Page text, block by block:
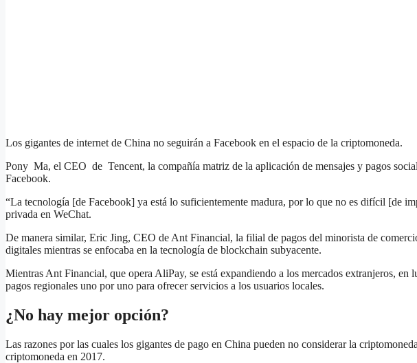
Los gigantes de internet de China no seguirán a Facebook en el espacio de la criptomoneda.
Pony Ma, el CEO de Tencent, la compañía matriz de la aplicación de mensajes y pagos
Facebook.
“La tecnología [de Facebook] ya está lo suficientemente madura, por lo que no es difícil [de
privada en WeChat.
De manera similar, Eric Jing, CEO de Ant Financial, la filial de pagos del minorista de
digitales mientras se enfocaba en la tecnología de blockchain subyacente.
Mientras Ant Financial, que opera AliPay, se está expandiendo a los mercados extranjeros,
pagos regionales uno por uno para ofrecer servicios a los usuarios locales.
¿No hay mejor opción?
Las razones por las cuales los gigantes de pago en China pueden no considerar la
criptomoneda en 2017.